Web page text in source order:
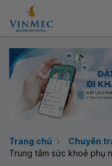
Trang chủ
Chuyên
Trung tâm sức khoẻ phụ